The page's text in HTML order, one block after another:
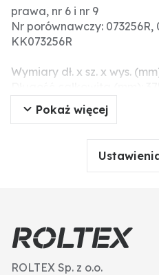
prawa, nr 6 i nr 9
Nr porównawczy: 073256R,
KK073256R
Wymiary dł. x sz. x wys.
Wskazówki montażowe:
odkładnicy:
złamania elementów
uszkodzeń części roboczej
napięciem).
Pokaż więcej
ROLTEX Sp. z o.o.